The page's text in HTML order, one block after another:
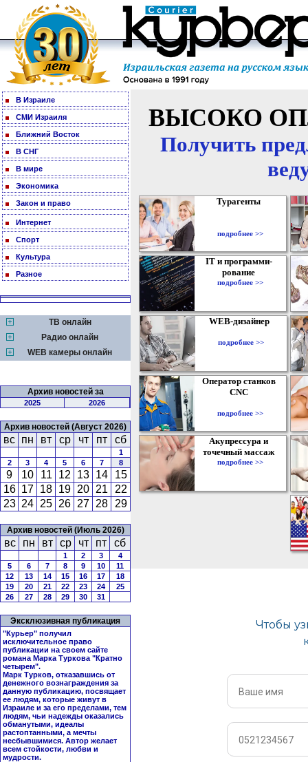
В Израиле
СМИ Израиля
Ближний Восток
В СНГ
В мире
Экономика
Закон и право
Интернет
Спорт
Культура
Разное
ТВ онлайн
Радио онлайн
WEB камеры онлайн
Архив новостей за
2025 2026
Архив новостей (Август 2026)
вс пн вт ср чт пт сб
1
2
3 4 5 6 7 8
9 10 11 12 13 14
15
16 17 18 19 20 21
22
23 24 25 26 27 28 29
Архив новостей (Июль 2026)
вс пн вт ср чт пт сб
1 2 3
4
5
6 7 8 9 10
11
12
13 14 15 16 17
18
19
20 21 22 23 24
25
26
27 28 29 30 31
Эксклюзивная публикация
"Курьер" получил
исключительное право
публикации на своем сайте
романа Марка Туркова "Кратно
четырем".
Марк Турков, отказавшись от
денежного вознаграждения за
данную публикацию, посвящает
ее людям, которые живут в
Израиле и за его пределами, тем
людям, чьи надежды оказались
обманутыми, идеалы
растоптанными, а мечты
несбывшимися. Автор желает
всем стойкости, любви и
мудрости.
ВЫСОКО
Получить
Турагенты
подробнее >>
IT и программи-
рование
подробнее >>
WEB-дизайнер
подробнее >>
Оператор станков
CNC
подробнее >>
Акупрессура и
точечный массаж
подробнее >>